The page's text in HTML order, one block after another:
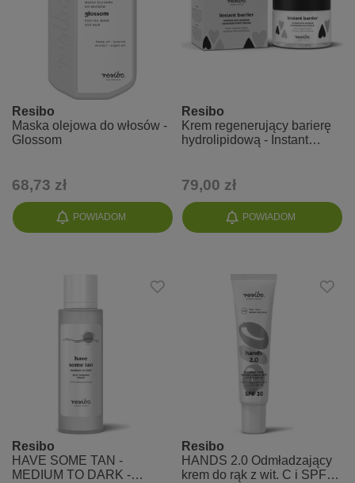
POWIADOM
Resibo
Maska olejowa do włosów -
Glossom
68,73 zł
POWIADOM
Resibo
Krem regenerujący barierę
hydrolipidową - Instant
79,00 zł
Resibo
HAVE SOME TAN -
MEDIUM TO DARK -
Resibo
HANDS 2.0 Odmładzający
krem do rąk z wit. C i SPF